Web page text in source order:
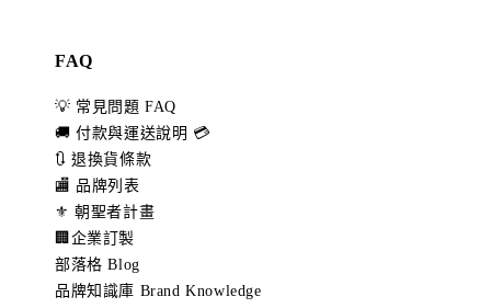
FAQ
💡 常見問題 FAQ
🚚 付款與運送說明 💳
🔃 退換貨條款
🏬 品牌列表
⚜️ 朝聖者計畫
🏢企業訂製
部落格 Blog
品牌知識庫 Brand Knowledge